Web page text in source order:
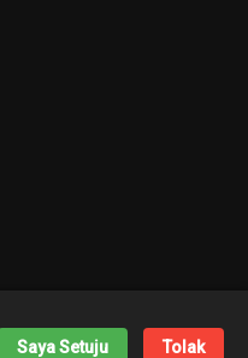
Info Kepri
Saya Setuju Tolak